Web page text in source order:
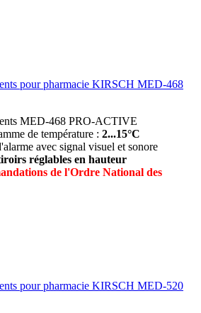
pour pharmacie KIRSCH MED-468
MED-468 PRO-ACTIVE
de température : 2...15°C
avec signal visuel et sonore
réglables en hauteur
de l'Ordre National des
pour pharmacie KIRSCH MED-520